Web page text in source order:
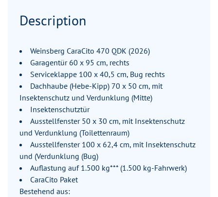
Description
Weinsberg CaraCito 470 QDK (2026)
Garagentür 60 x 95 cm, rechts
Serviceklappe 100 x 40,5 cm, Bug rechts
Dachhaube (Hebe-Kipp) 70 x 50 cm, mit
Insektenschutz und Verdunklung (Mitte)
Insektenschutztür
Ausstellfenster 50 x 30 cm, mit Insektenschutz
und Verdunklung (Toilettenraum)
Ausstellfenster 100 x 62,4 cm, mit Insektenschutz
und (Verdunklung (Bug)
Auflastung auf 1.500 kg*** (1.500 kg-Fahrwerk)
CaraCito Paket
Bestehend aus: